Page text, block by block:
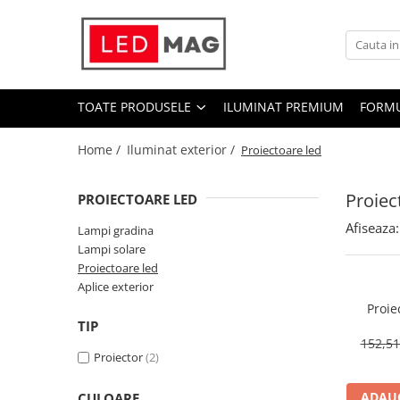
Toate Produsele
Lustre LED
Spoturi Led
Aplice Baie
Aplice perete
Accesorii iluminat
Lustre suspendate
Pendul industrial
TOATE PRODUSELE ILUMINAT PREMIUM
Home / Iluminat exterior / Proiectoare led
PROIECTOARE LED
Lampi gradina
Lampi solare
Proiectoare led
Aplice exterior
TIP
Proiector(2)
Afiseaza: